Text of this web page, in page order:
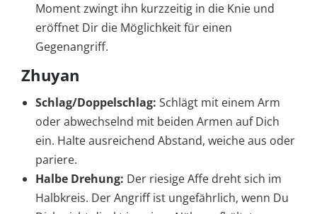
Moment zwingt ihn kurzzeitig in die Knie und
eröffnet Dir die Möglichkeit für einen
Gegenangriff.
Zhuyan
Schlag/Doppelschlag: Schlägt mit einem Arm
oder abwechselnd mit beiden Armen auf Dich
ein. Halte ausreichend Abstand, weiche aus oder
pariere.
Halbe Drehung: Der riesige Affe dreht sich im
Halbkreis. Der Angriff ist ungefährlich, wenn Du